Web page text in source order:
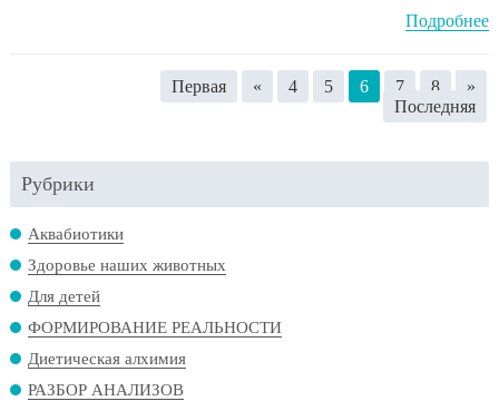
Подробнее
Первая « 4 5 6 7 8
»
Последняя
Рубрики
Аквабиотики
Здоровье наших животных
Для детей
ФОРМИРОВАНИЕ РЕАЛЬНОСТИ
Диетическая алхимия
РАЗБОР АНАЛИЗОВ